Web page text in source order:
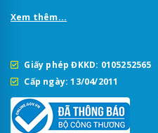
Xem thêm...
Giấy phép ĐKKD: 0105252565
Cấp ngày: 13/04/2011